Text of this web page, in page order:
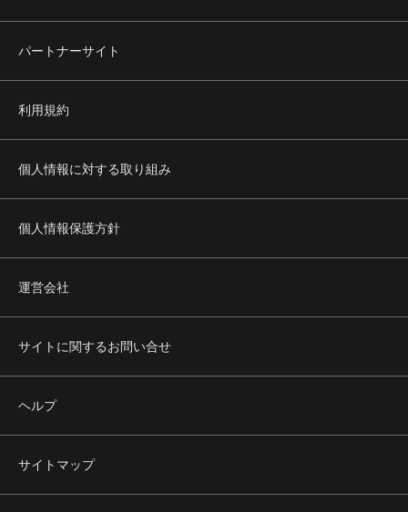
パートナーサイト
利用規約
個人情報に対する取り組み
個人情報保護方針
運営会社
サイトに関するお問い合せ
ヘルプ
サイトマップ